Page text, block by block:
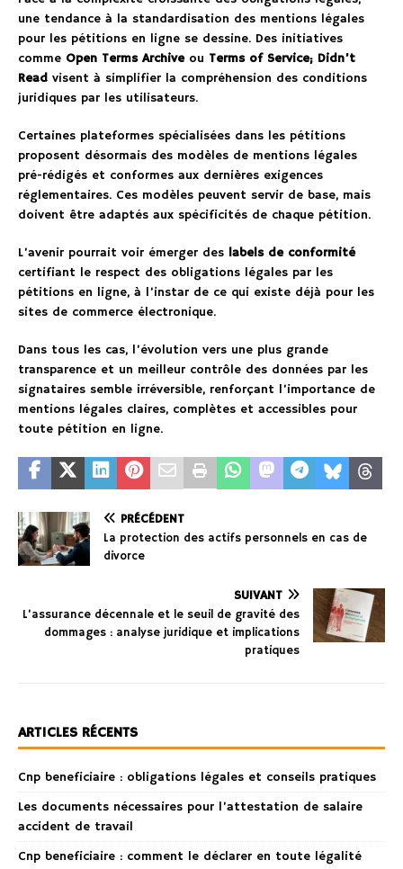
une tendance à la standardisation des mentions légales
pour les pétitions en ligne se dessine. Des initiatives
comme Open Terms Archiveou Terms of Service; Didn’t
Read visent à simplifier la compréhension des conditions
juridiques par les utilisateurs.
Certaines plateformes spécialisées dans les pétitions
proposent désormais des modèles de mentions légales
pré-rédigés et conformes aux dernières exigences
réglementaires. Ces modèles peuvent servir de base, mais
doivent être adaptés aux spécificités de chaque pétition.
L’avenir pourrait voir émerger des labels de conformité
certifiant le respect des obligations légales par les
pétitions en ligne, à l’instar de ce qui existe déjà pour les
sites de commerce électronique.
Dans tous les cas, l’évolution vers une plus grande
transparence et un meilleur contrôle des données par les
signataires semble irréversible, renforçant l’importance de
mentions légales claires, complètes et accessibles pour
toute pétition en ligne.
PRÉCÉDENT
La protection des actifs personnels en cas de
divorce
SUIVANT
L’assurance décennale et le seuil de gravité des
dommages : analyse juridique et implications
pratiques
ARTICLES RÉCENTS
Cnp beneficiaire : obligations légales et conseils pratiques
Les documents nécessaires pour l’attestation de salaire
accident de travail
Cnp beneficiaire : comment le déclarer en toute légalité